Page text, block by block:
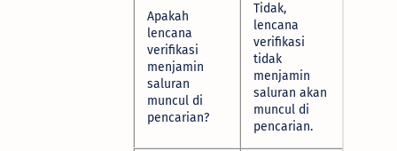
Apakah
lencana
verifikasi
menjamin
saluran
muncul di
pencarian?
Tidak,
lencana
verifikasi
tidak
menjamin
saluran akan
muncul di
pencarian.